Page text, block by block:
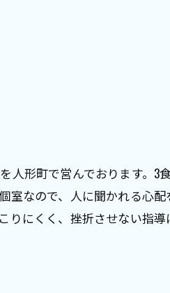
人形町で営んでおります。
室なので、人に聞かれる心
りにくく、挫折させない指